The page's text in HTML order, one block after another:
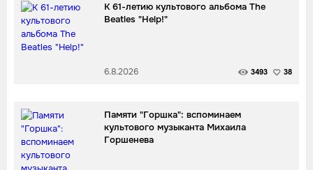
К 61-летию культового альбома The
Beatles "Help!"
6.8.2026 3493 38
Памяти "Горшка": вспоминаем
культового музыканта Михаила
Горшенева